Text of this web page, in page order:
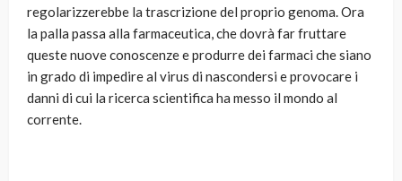
regolarizzerebbe la trascrizione del proprio genoma. Ora
la palla passa alla farmaceutica, che dovrà far fruttare
queste nuove conoscenze e produrre dei farmaci che siano
in grado di impedire al virus di nascondersi e provocare i
danni di cui la ricerca scientifica ha messo il mondo al
corrente.